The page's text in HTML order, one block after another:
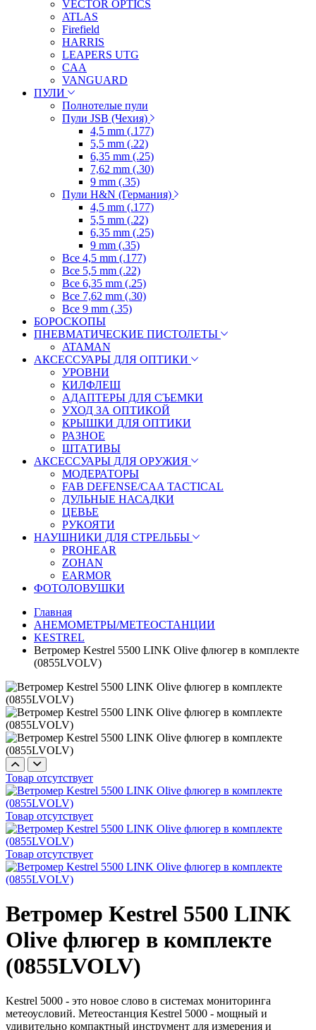
VECTOR OPTICS
ATLAS
Firefield
HARRIS
LEAPERS UTG
CAA
VANGUARD
ПУЛИ
Полнотелые пули
Пули JSB (Чехия)
4,5 mm (.177)
5,5 mm (.22)
6,35 mm (.25)
7,62 mm (.30)
9 mm (.35)
Пули H&N (Германия)
4,5 mm (.177)
5,5 mm (.22)
6,35 mm (.25)
9 mm (.35)
Все 4,5 mm (.177)
Все 5,5 mm (.22)
Все 6,35 mm (.25)
Все 7,62 mm (.30)
Все 9 mm (.35)
БОРОСКОПЫ
ПНЕВМАТИЧЕСКИЕ ПИСТОЛЕТЫ
ATAMAN
АКСЕССУАРЫ ДЛЯ ОПТИКИ
УРОВНИ
КИЛФЛЕШ
АДАПТЕРЫ ДЛЯ СЪЕМКИ
УХОД ЗА ОПТИКОЙ
КРЫШКИ ДЛЯ ОПТИКИ
РАЗНОЕ
ШТАТИВЫ
АКСЕССУАРЫ ДЛЯ ОРУЖИЯ
МОДЕРАТОРЫ
FAB DEFENSE/CAA TACTICAL
ДУЛЬНЫЕ НАСАДКИ
ЦЕВЬЕ
РУКОЯТИ
НАУШНИКИ ДЛЯ СТРЕЛЬБЫ
PROHEAR
ZOHAN
EARMOR
ФОТОЛОВУШКИ
Главная
АНЕМОМЕТРЫ/МЕТЕОСТАНЦИИ
KESTREL
Ветромер Kestrel 5500 LINK Olive флюгер в комплекте
(0855LVOLV)
Товар отсутствует
Товар отсутствует
Товар отсутствует
Ветромер Kestrel 5500 LINK
Olive флюгер в комплекте
(0855LVOLV)
Kestrel 5000 - это новое слово в системах мониторинга
метеоусловий. Метеостанция Kestrel 5000 - мощный и
удивительно компактный инструмент для измерения и